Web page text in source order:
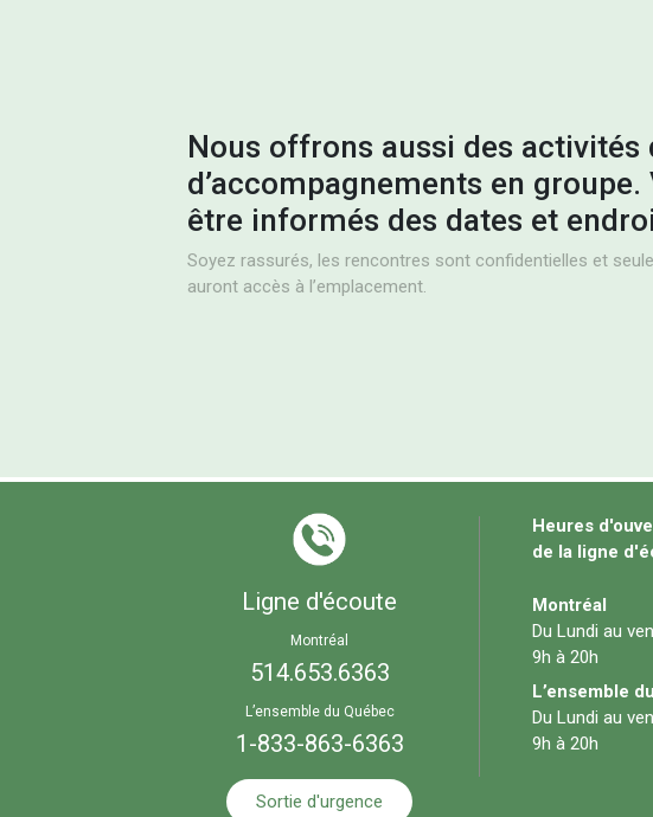
Nous offrons aussi des activités
d’accompagnements en
être informés des dates et
Soyez rassurés, les rencontres sont confidentielles et
auront accès à l’emplacement.
Ligne d'écoute
Montréal
514.653.6363
L’ensemble du Québec
1-833-863-6363
Sortie d'urgence
Heures
de la ligne
Montréal
Du Lundi au
9h à 20h
L’ensemble
Du Lundi au
9h à 20h